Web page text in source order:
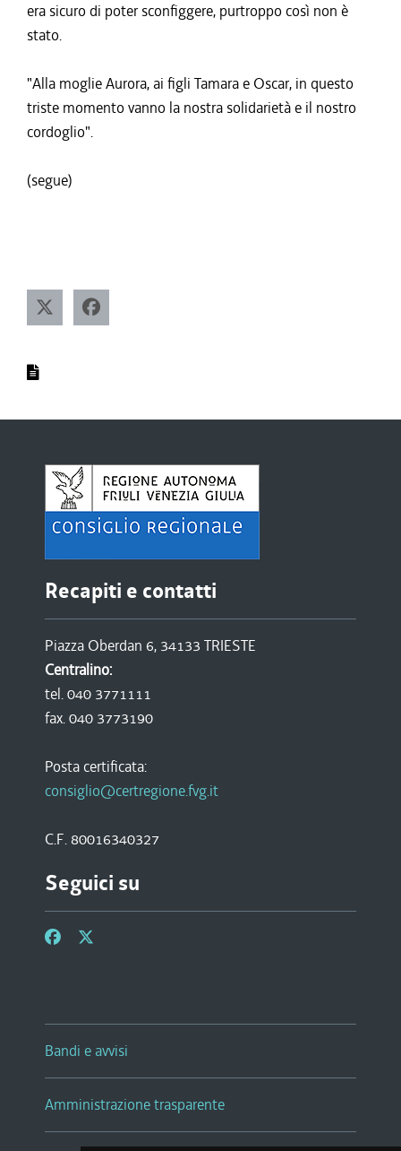
era sicuro di poter sconfiggere, purtroppo così non è
stato.
"Alla moglie Aurora, ai figli Tamara e Oscar, in questo
triste momento vanno la nostra solidarietà e il nostro
cordoglio".
(segue)
Recapiti e contatti
Piazza Oberdan 6, 34133 TRIESTE
Centralino:
tel. 040 3771111
fax. 040 3773190
Posta certificata:
consiglio@certregione.fvg.it
C.F. 80016340327
Seguici su
Bandi e avvisi
Amministrazione trasparente